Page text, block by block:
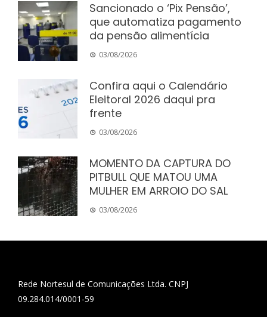
Sancionado o ‘Pix Pensão’,
que automatiza pagamento
da pensão alimentícia
03/08/2026
Confira aqui o Calendário
Eleitoral 2026 daqui pra
frente
03/08/2026
MOMENTO DA CAPTURA DO
PITBULL QUE MATOU UMA
MULHER EM ARROIO DO SAL
03/08/2026
Rede Nortesul de Comunicações Ltda. CNPJ
09.284.014/0001-59